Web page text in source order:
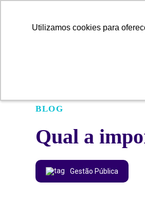
Utilizamos cookies para
Utilizamos cookies para
BLOG
Qual a
Gestão Pública